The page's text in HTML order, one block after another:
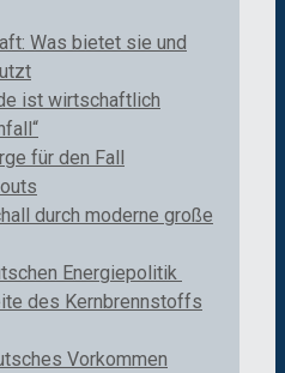
Was bietet sie und
ist wirtschaftlich
für den Fall
durch moderne große
Energiepolitik
des Kernbrennstoffs
Vorkommen